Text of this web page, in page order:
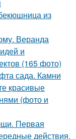
из
Веранда
и
(165 фото)
сада. Камни
красивые
(фото и
Первая
действия.